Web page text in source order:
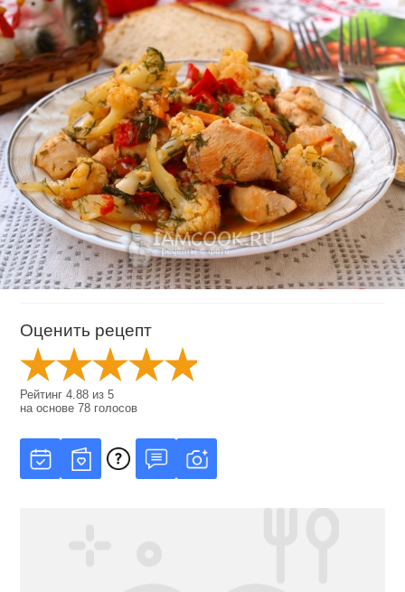
Оценить рецепт
Рейтинг4.88 из5
на основе78 голосов